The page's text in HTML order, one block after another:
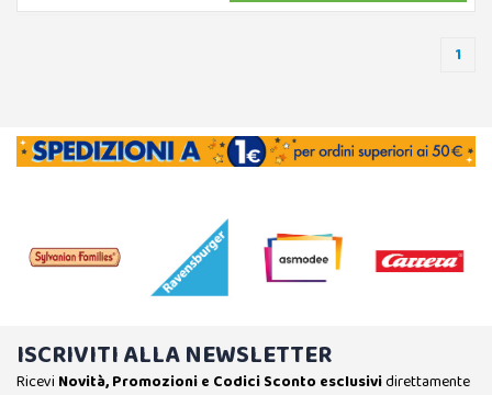
1
ISCRIVITI ALLA NEWSLETTER
Ricevi Novità, Promozioni e Codici Sconto esclusividirettamente